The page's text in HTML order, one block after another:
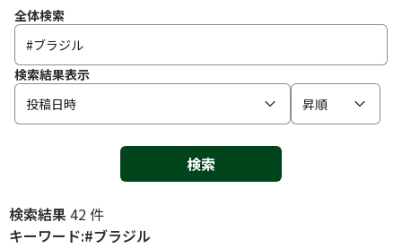
全体検索
検索結果表示
投稿日時
昇順
検索
検索結果42 件
キーワード:#ブラジル